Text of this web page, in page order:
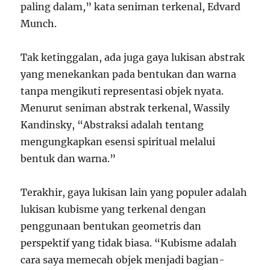
paling dalam,” kata seniman terkenal, Edvard
Munch.
Tak ketinggalan, ada juga gaya lukisan abstrak
yang menekankan pada bentukan dan warna
tanpa mengikuti representasi objek nyata.
Menurut seniman abstrak terkenal, Wassily
Kandinsky, “Abstraksi adalah tentang
mengungkapkan esensi spiritual melalui
bentuk dan warna.”
Terakhir, gaya lukisan lain yang populer adalah
lukisan kubisme yang terkenal dengan
penggunaan bentukan geometris dan
perspektif yang tidak biasa. “Kubisme adalah
cara saya memecah objek menjadi bagian-